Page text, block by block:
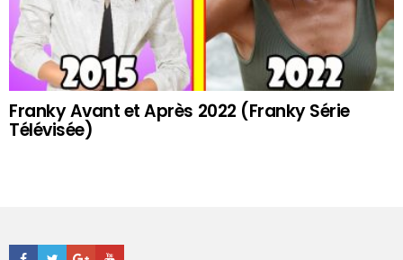
Franky Avant et Après 2022 (Franky Série
Télévisée)
Facebook
TwitterGoogle+Youtube